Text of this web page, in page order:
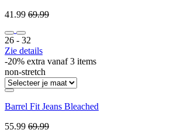
41.99 69.99
26 ‐ 32
Zie details
-20% extra vanaf 3 items
non-stretch
Barrel Fit Jeans Bleached
55.99 69.99